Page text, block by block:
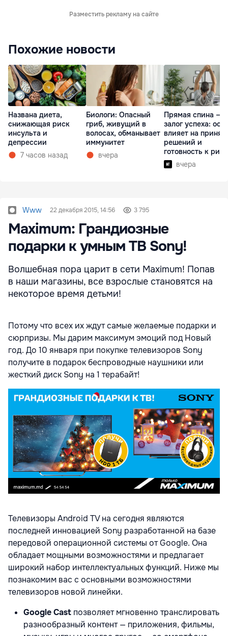
Разместить рекламу на сайте
Похожие новости
Названа диета,
снижающая риск
инсульта и
депрессии
7 часов назад
Биологи: Опасный
гриб, живущий в
волосах, обманывает
иммунитет
вчера
Прямая спина —
залог успеха:
влияет на
решений и
готовность к
вчера
Www 22 декабря 2015, 14:56 3 795
Maximum: Грандиозные
подарки к умным ТВ Sony!
Волшебная пора царит в сети Maximum! Попав
в наши магазины, все взрослые становятся на
некоторое время детьми!
Потому что всех их ждут самые желаемые подарки и
сюрпризы. Мы дарим максимум эмоций под Новый
год. До 10 января при покупке телевизоров Sony
получите в подарок беспроводные наушники или
жесткий диск Sony на 1 терабайт!
Телевизоры Android TV на сегодня являются
последней инновацией Sony разработанной на базе
передовой операционной системы от Google. Она
обладает мощными возможностями и предлагает
широкий набор интеллектуальных функций. Ниже мы
познакомим вас с основными возможностями
телевизоров новой линейки.
Google Cast позволяет мгновенно транслировать
разнообразный контент — приложения, фильмы,